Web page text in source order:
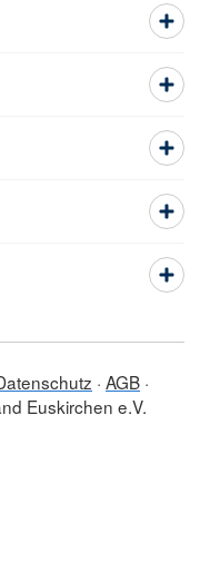
AGB
Euskirchen e.V.